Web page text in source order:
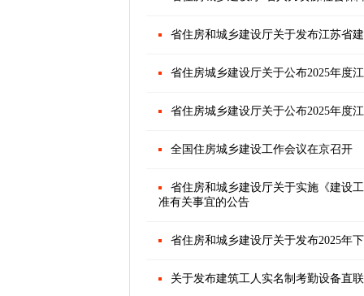
省住房和城乡建设厅关于发布江苏省
省住房城乡建设厅关于公布2025年度
省住房城乡建设厅关于公布2025年度
全国住房城乡建设工作会议在京召开
省住房和城乡建设厅关于实施《建设
准有关事宜的公告
省住房和城乡建设厅关于发布2025年
关于发布建筑工人实名制考勤设备直